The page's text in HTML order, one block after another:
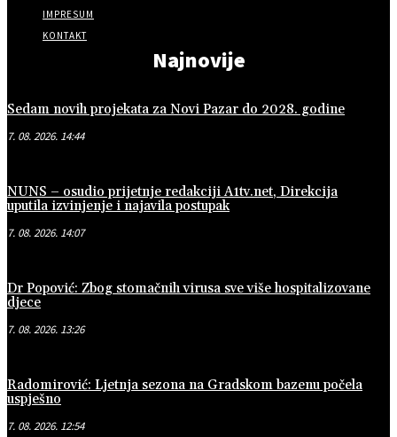
IMPRESUM
KONTAKT
Najnovije
Sedam novih projekata za Novi Pazar do 2028. godine
7. 08. 2026. 14:44
NUNS – osudio prijetnje redakciji A1tv.net, Direkcija
uputila izvinjenje i najavila postupak
7. 08. 2026. 14:07
Dr Popović: Zbog stomačnih virusa sve više hospitalizovane
djece
7. 08. 2026. 13:26
Radomirović: Ljetnja sezona na Gradskom bazenu počela
uspješno
7. 08. 2026. 12:54